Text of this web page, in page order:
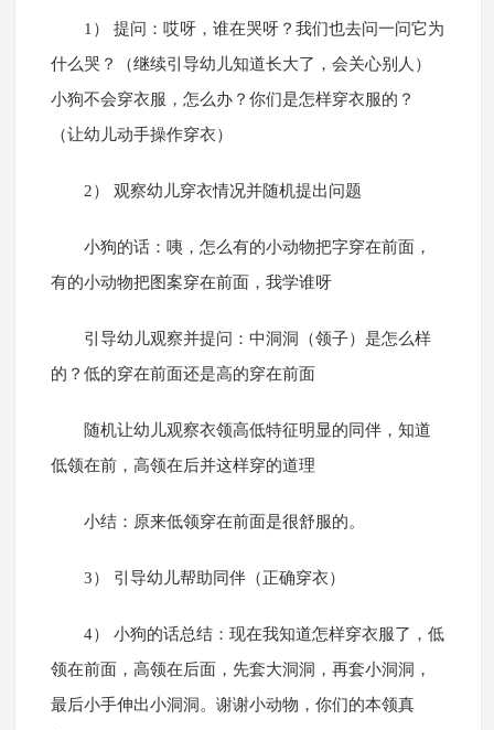
1） 提问：哎呀，谁在哭呀？我们也去问一问它为
什么哭？（继续引导幼儿知道长大了，会关心别人）
小狗不会穿衣服，怎么办？你们是怎样穿衣服的？
（让幼儿动手操作穿衣）
2） 观察幼儿穿衣情况并随机提出问题
小狗的话：咦，怎么有的小动物把字穿在前面，
有的小动物把图案穿在前面，我学谁呀
引导幼儿观察并提问：中洞洞（领子）是怎么样
的？低的穿在前面还是高的穿在前面
随机让幼儿观察衣领高低特征明显的同伴，知道
低领在前，高领在后并这样穿的道理
小结：原来低领穿在前面是很舒服的。
3） 引导幼儿帮助同伴（正确穿衣）
4） 小狗的话总结：现在我知道怎样穿衣服了，低
领在前面，高领在后面，先套大洞洞，再套小洞洞，
最后小手伸出小洞洞。谢谢小动物，你们的本领真